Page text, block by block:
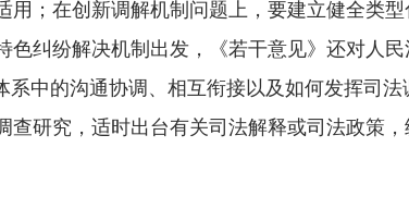
用；在创新调解机制问题上，要建立健全类
色纠纷解决机制出发，《若干意见》还对人
系中的沟通协调、相互衔接以及如何发挥司
查研究，适时出台有关司法解释或司法政策